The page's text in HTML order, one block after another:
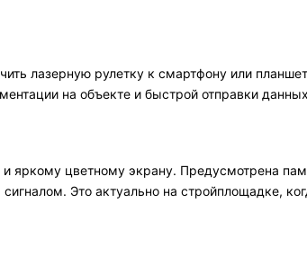
лазерную рулетку к смартфону или
на объекте и быстрой отправки
яркому цветному экрану. Предусмотрена
Это актуально на стройплощадке,